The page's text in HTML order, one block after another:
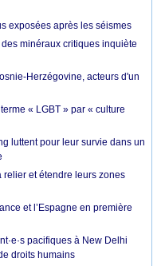
exposées après les séismes
minéraux critiques inquiète
Herzégovine, acteurs d'un
« LGBT » par « culture
luttent pour leur survie dans un
et étendre leurs zones
et l’Espagne en première
pacifiques à New Delhi
droits humains